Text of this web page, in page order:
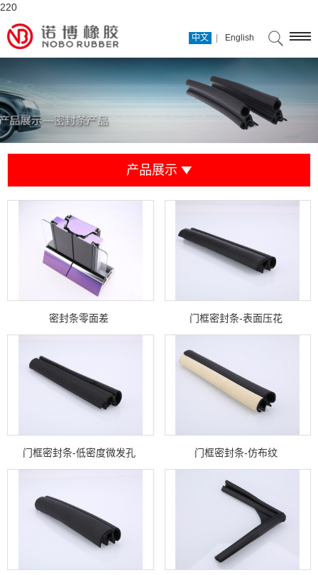
220
中文 English
产品展示
密封条零面差 门框密封条-表面压花
门框密封条-低密度微发孔 门框密封条-仿布纹